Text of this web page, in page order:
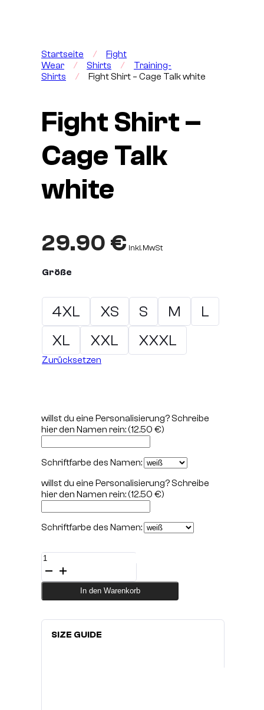
Startseite /
Fight
Wear
/ Shirts /
Training-
Shirts
/ Fight Shirt – Cage Talk white
Fight Shirt –
Cage Talk
white
29.90 € inkl. MwSt
Größe
4XL XS S M
L
XL
XXL XXXL
Zurücksetzen
willst du eine Personalisierung? Schreibe
hier den Namen rein:(12.50 €)
Schriftfarbe des Namen:
willst du eine Personalisierung? Schreibe
hier den Namen rein:(12.50 €)
Schriftfarbe des Namen:
Fight
Shirt
-
Talk
Menge
In den Warenkorb
SIZE GUIDE